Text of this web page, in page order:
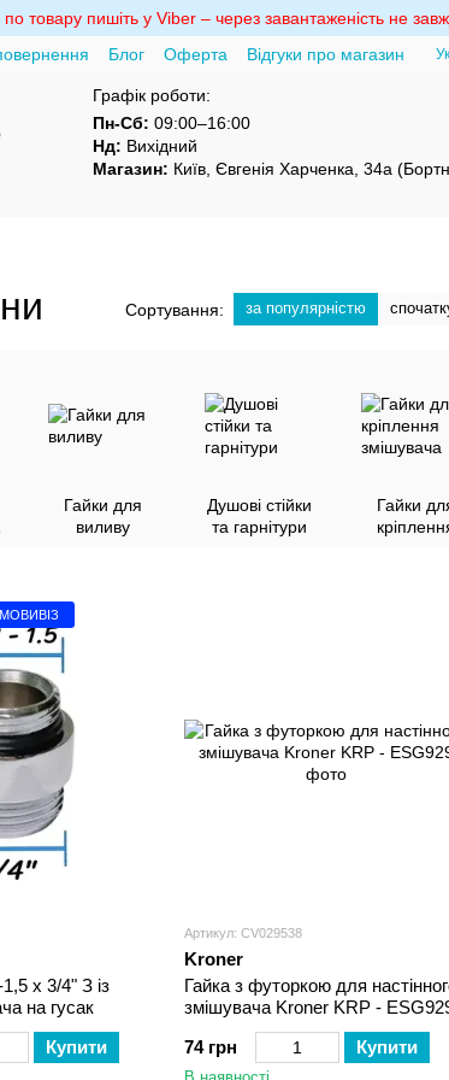
пишіть у Viber – через завантаженість не
Блог Оферта
Відгуки про магазин
Графік роботи:
Пн-Сб: 09:00–16:00
Нд: Вихідний
Магазин: Київ, Євгенія Харченка, 34а
Сортування: за популярністю
Гайки для
виливу
Душові стійки
та гарнітури
Гайки
х 3/4" З із
на гусак
Купити
Артикул: CV029538
Kroner
Гайка з футоркою для
змішувача Kroner KRP -
74 грн
Купити